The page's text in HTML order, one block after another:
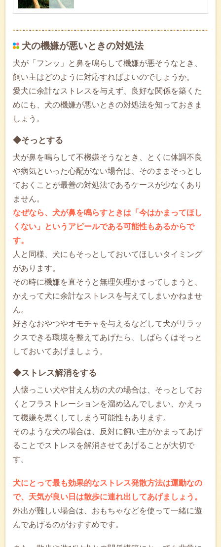
犬の機嫌が悪いときの対処法
犬が「フンッ」と鼻を鳴らして機嫌が悪そうなとき、
飼い主はどのように対応すればよいのでしょうか。
愛犬に余計なストレスを与えず、良好な関係を築くた
めにも、犬の機嫌が悪いときの対処法を知っておきま
しょう。
◆そっとする
犬が鼻を鳴らして不機嫌そうなとき、とくに体調不良
や病気といった心配がない場合は、そのままそっとし
ておくことが最善の対処法であるケースが少なくあり
ません。
なぜなら、犬が鼻を鳴らすときは「今はかまってほし
くない」というアピールである可能性もあるからで
す。
人と同様、犬にもそっとしておいてほしいタイミング
があります。
その時に機嫌を直そうと無理矢理かまってしまうと、
かえって犬に余計なストレスを与えてしまいかねませ
ん。
好きなおやつやオモチャを与えるなどして犬がリラッ
クスできる環境を整えてあげたら、しばらくはそっと
しておいてあげましょう。
◆ストレス解消をする
人懐っこい犬や甘えん坊の犬の場合は、そっとしてお
くとフラストレーションを溜め込んでしまい、かえっ
て機嫌を悪くしてしまう可能性もあります。
そのような犬の場合は、反対に飼い主がかまってあげ
ることでストレスを解消させてあげることが大切で
す。
犬にとって最も効果的なストレス発散方法は運動なの
で、天気が良い日は散歩に連れ出してあげましょう。
外出が難しい場合は、おもちゃなどを使って一緒に遊
んであげるのがおすすめです。